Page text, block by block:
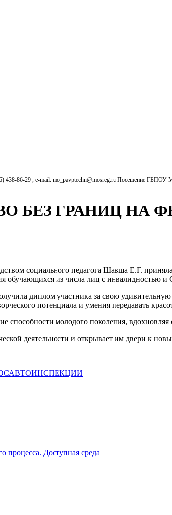
86-29 , e-mail: mo_pavptechn@mosreg.ru Посещение ГБПОУ
БЕЗ ГРАНИЦ НА
социального педагога Шавша Е.Г.
из числа лиц с инвалидностью и
диплом участника за свою
потенциала и умения передавать
способности молодого поколения,
деятельности и открывает им двери к
процесса. Доступная среда